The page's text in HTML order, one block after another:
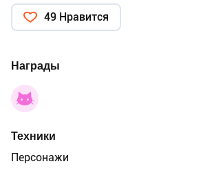
49 Нравится
Награды
Техники
Персонажи